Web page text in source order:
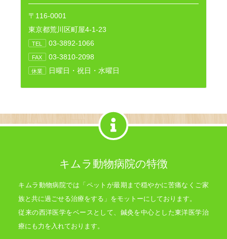
〒116-0001
東京都荒川区町屋4-1-23
TEL 03-3892-1066
FAX 03-3810-2098
休業 日曜日・祝日・水曜日
キムラ動物病院の特徴
キムラ動物病院では「ペットが最期まで穏やかに苦痛なくご家
族と共に過ごせる治療をする」をモットーにしております。
従来の西洋医学をベースとして、鍼灸を中心とした東洋医学治
療にも力を入れております。